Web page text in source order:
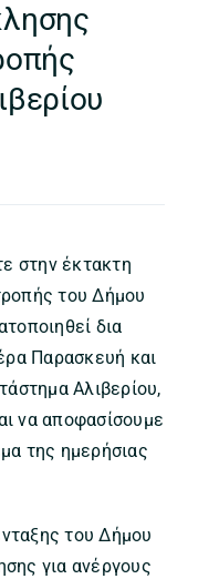
στην έκτακτη
του Δήμου
δια
Παρασκευή και
Αλιβερίου,
να αποφασίσουμε
της ημερήσιας
του Δήμου
για ανέργους